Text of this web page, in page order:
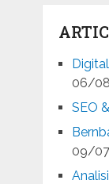
06/
SEO
09/